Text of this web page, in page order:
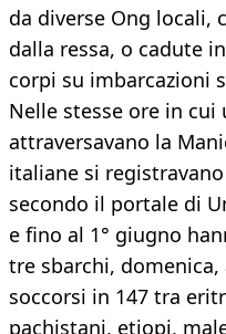
da diverse Ong locali,
dalla ressa, o cadute
corpi su imbarcazioni
Nelle stesse ore in
attraversavano la
italiane si
secondo il portale di
e fino al 1° giugno
tre sbarchi,
soccorsi in 147 tra
pachistani, etiopi,